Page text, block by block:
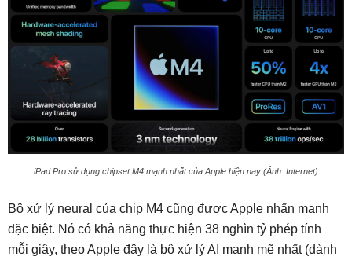
iPad Pro sử dụng chipset M4 mạnh nhất của Apple hiện nay (Ảnh: Internet)
Bộ xử lý neural của chip M4 cũng được Apple nhấn mạnh
đặc biệt. Nó có khả năng thực hiện 38 nghìn tỷ phép tính
mỗi giây, theo Apple đây là bộ xử lý AI mạnh mẽ nhất (dành